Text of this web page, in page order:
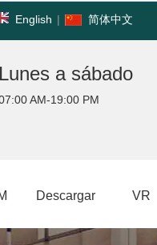
English | 简体中文
Lunes a sábado
AM-19:00 PM
Descargar VR